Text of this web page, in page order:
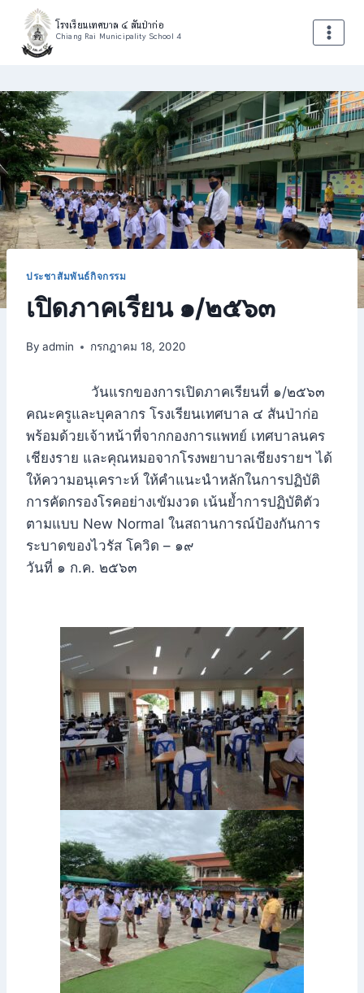
content
โรงเรียนเทศบาล ๔ สันป่าก่อ
Chiang Rai Municipality School 4
ประชาสัมพันธ์กิจกรรม
เปิดภาคเรียน ๑/๒๕๖๓
By admin กรกฎาคม 18, 2020
วันแรกของการเปิดภาคเรียนที่ ๑/๒๕๖๓
คณะครูและบุคลากร โรงเรียนเทศบาล ๔ สันป่าก่อ
พร้อมด้วยเจ้าหน้าที่จากกองการแพทย์ เทศบาลนคร
เชียงราย และคุณหมอจากโรงพยาบาลเชียงรายฯ ได้
ให้ความอนุเคราะห์ ให้คำแนะนำหลักในการปฏิบัติ
การคัดกรองโรคอย่างเขัมงวด เน้นย้ำการปฏิบัติตัว
ตามแบบ New Normal ในสถานการณ์ป้องกันการ
ระบาดของไวรัส โควิด – ๑๙
วันที่ ๑ ก.ค. ๒๕๖๓